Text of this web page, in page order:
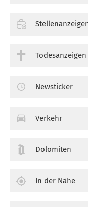
Todesanzeigen
Newsticker
Verkehr
Dolomiten
In der Nähe